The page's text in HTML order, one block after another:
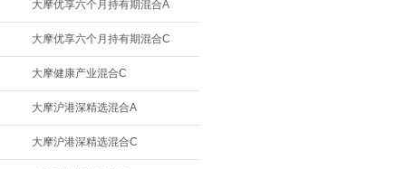
大摩优享六个月持有期混合A
大摩优享六个月持有期混合C
大摩健康产业混合C
大摩沪港深精选混合A
大摩沪港深精选混合C